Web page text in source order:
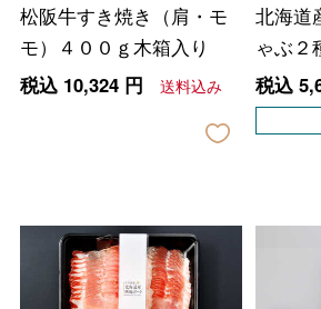
松阪牛すき焼き（肩・モ
モ）４００ｇ木箱入り
税込 10,324円 送料込み
北海道
ゃぶ２
税込